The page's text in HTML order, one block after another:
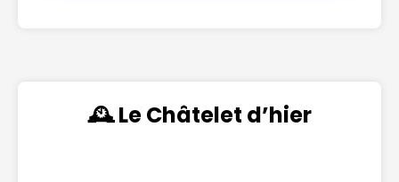
🕰️ Le Châtelet d’hier